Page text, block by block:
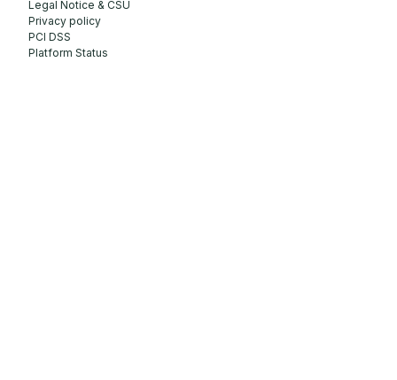
Legal Notice & CSU
Privacy policy
PCI DSS
Platform Status